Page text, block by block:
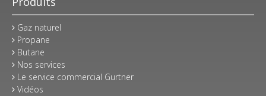
Gaz naturel
Propane
Butane
Nos services
Le service commercial Gurtner
Vidéos